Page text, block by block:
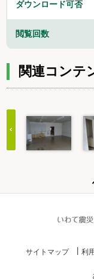
ダウンロード可否
閲覧回数
関連コンテ
20
サイトマップ 利